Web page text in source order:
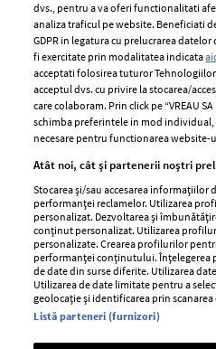
ABONEAZĂ-TE LA
Urmareste-ne pe:
Cele mai citite
BEAUTY BEAUTY TIPS
dvs., pentru a va oferi functionalitati
analiza traficul pe website. Beneficiati
GDPR in legatura cu prelucrarea
fi exercitate prin modalitatea indicata
acceptati folosirea tuturor
acceptul dvs. cu privire la stocarea/
care colaboram. Prin click pe “VREAU SA
schimba preferintele in mod
necesare pentru functionarea website-
Atât noi, cât și partenerii noștri
Stocarea și/sau accesarea informațiilor
performanței reclamelor. Utilizarea
personalizat. Dezvoltarea și
conținut personalizat. Utilizarea
personalizate. Crearea profilurilor
performanței conținutului. Înțelegerea
de date din surse diferite. Utilizarea
Utilizarea de date limitate pentru a
geolocație și identificarea prin
Listă parteneri (furnizori)